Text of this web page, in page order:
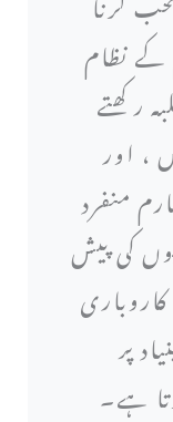
نظام
رکھتے
، اور
منفرد
کی پیش
پر
ہے۔